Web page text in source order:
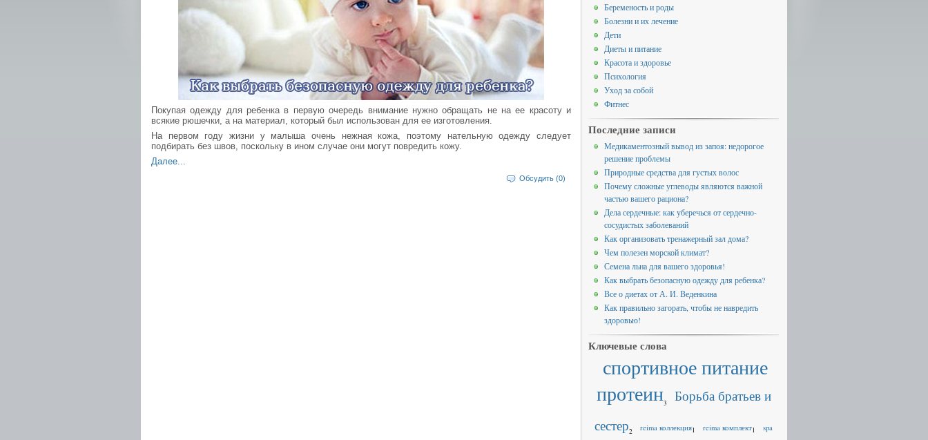
Покупая одежду для ребенка в первую очередь внимание нужно обращать не на ее красоту и
всякие рюшечки, а на материал, который был использован для ее изготовления.
На первом году жизни у малыша очень нежная кожа, поэтому нательную одежду следует
подбирать без швов, поскольку в ином случае они могут повредить кожу.
Далее...
Обсудить (0)
Беременость и роды
Болезни и их лечение
Дети
Диеты и питание
Красота и здоровье
Психология
Уход за собой
Фитнес
Последние записи
Медикаментозный вывод из запоя: недорогое
решение проблемы
Природные средства для густых волос
Почему сложные углеводы являются важной
частью вашего рациона?
Дела сердечные: как уберечься от сердечно-
сосудистых заболеваний
Как организовать тренажерный зал дома?
Чем полезен морской климат?
Семена льна для вашего здоровья!
Как выбрать безопасную одежду для ребенка?
Все о диетах от А. И. Веденкина
Как правильно загорать, чтобы не навредить
здоровью!
Ключевые слова
спортивное питание
протеин3
Борьба братьев и
сестер2 reima коллекция1 reima комплект1
spa